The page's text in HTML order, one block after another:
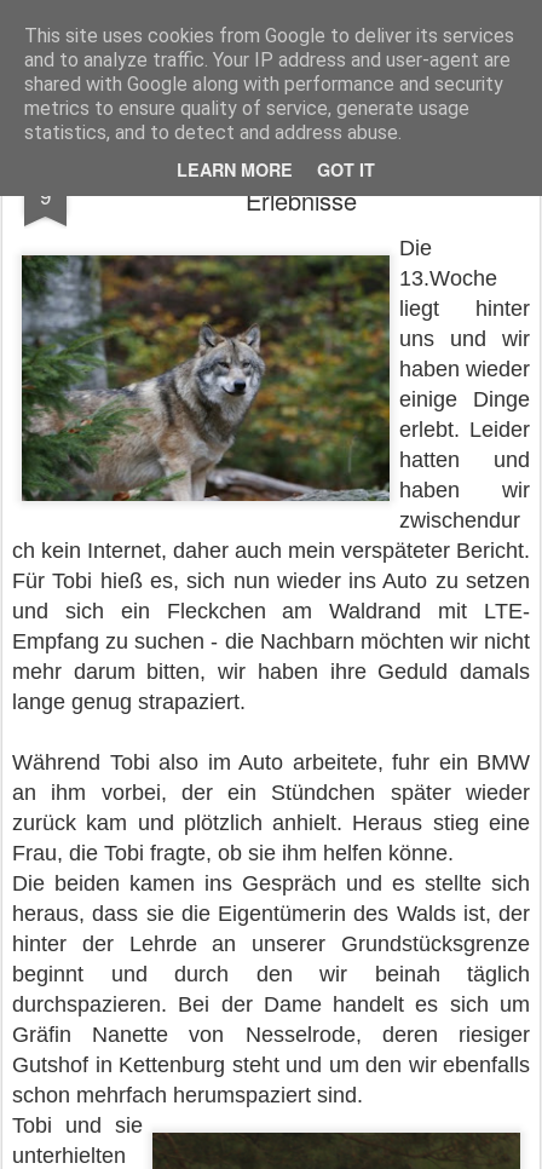
This site uses cookies from Google to deliver its services
and to analyze traffic. Your IP address and user-agent are
shared with Google along with performance and security
metrics to ensure quality of service, generate usage
statistics, and to detect and address abuse.
LEARN MORE GOT IT
Geschichten aus Tinobien
Warum Tinobien? Kulinarisches Tinobien
9
Warnung vor dem Wolfe! ...und andere
Erlebnisse
Die
13.Woche
liegt hinter
uns und wir
haben wieder
einige Dinge
erlebt. Leider
hatten und
haben wir
zwischendur
ch kein Internet, daher auch mein verspäteter Bericht.
Für Tobi hieß es, sich nun wieder ins Auto zu setzen
und sich ein Fleckchen am Waldrand mit LTE-
Empfang zu suchen - die Nachbarn möchten wir nicht
mehr darum bitten, wir haben ihre Geduld damals
lange genug strapaziert.
Während Tobi also im Auto arbeitete, fuhr ein BMW
an ihm vorbei, der ein Stündchen später wieder
zurück kam und plötzlich anhielt. Heraus stieg eine
Frau, die Tobi fragte, ob sie ihm helfen könne.
Die beiden kamen ins Gespräch und es stellte sich
heraus, dass sie die Eigentümerin des Walds ist, der
hinter der Lehrde an unserer Grundstücksgrenze
beginnt und durch den wir beinah täglich
durchspazieren. Bei der Dame handelt es sich um
Gräfin Nanette von Nesselrode, deren riesiger
Gutshof in Kettenburg steht und um den wir ebenfalls
schon mehrfach herumspaziert sind.
Tobi und sie
unterhielten